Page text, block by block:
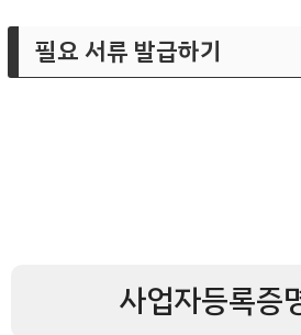
필요 서류 발급하기
사업자등록증